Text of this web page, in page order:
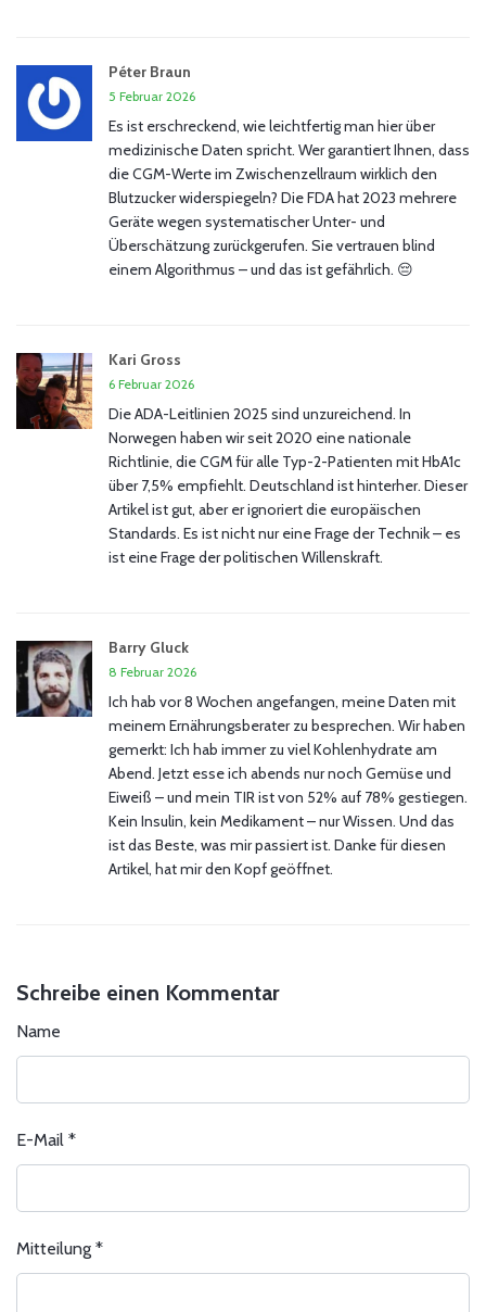
Péter Braun
5 Februar 2026
Es ist erschreckend, wie leichtfertig man hier über
medizinische Daten spricht. Wer garantiert Ihnen, dass
die CGM-Werte im Zwischenzellraum wirklich den
Blutzucker widerspiegeln? Die FDA hat 2023 mehrere
Geräte wegen systematischer Unter- und
Überschätzung zurückgerufen. Sie vertrauen blind
einem Algorithmus – und das ist gefährlich. 😔
Kari Gross
6 Februar 2026
Die ADA-Leitlinien 2025 sind unzureichend. In
Norwegen haben wir seit 2020 eine nationale
Richtlinie, die CGM für alle Typ-2-Patienten mit HbA1c
über 7,5% empfiehlt. Deutschland ist hinterher. Dieser
Artikel ist gut, aber er ignoriert die europäischen
Standards. Es ist nicht nur eine Frage der Technik – es
ist eine Frage der politischen Willenskraft.
Barry Gluck
8 Februar 2026
Ich hab vor 8 Wochen angefangen, meine Daten mit
meinem Ernährungsberater zu besprechen. Wir haben
gemerkt: Ich hab immer zu viel Kohlenhydrate am
Abend. Jetzt esse ich abends nur noch Gemüse und
Eiweiß – und mein TIR ist von 52% auf 78% gestiegen.
Kein Insulin, kein Medikament – nur Wissen. Und das
ist das Beste, was mir passiert ist. Danke für diesen
Artikel, hat mir den Kopf geöffnet.
Schreibe einen Kommentar
Name
E-Mail *
Mitteilung *